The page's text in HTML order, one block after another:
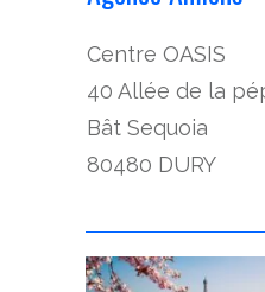
Centre OASIS
40 Allée de la
Bât Sequoia
80480 DURY